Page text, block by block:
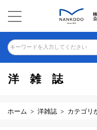
キーワードを入力してください
洋雑誌
ホーム 洋雑誌 カテゴリ